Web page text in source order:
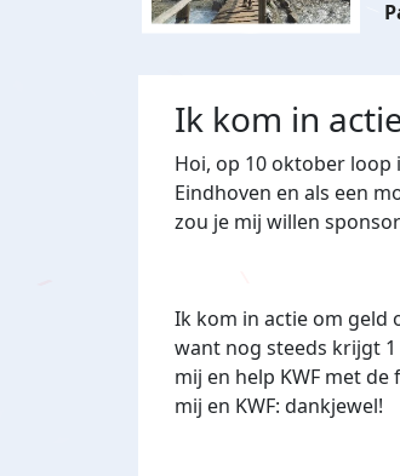
Ik kom in
Hoi, op 10 oktober
Eindhoven en als een
zou je mij willen
Ik kom in actie om geld
want nog steeds krijgt
mij en help KWF met
mij en KWF: dankjewel!